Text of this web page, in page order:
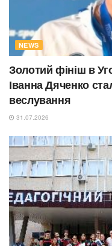
NEWS
Золотий фініш в
Іванна Дяченко
веслування
31.07.2026